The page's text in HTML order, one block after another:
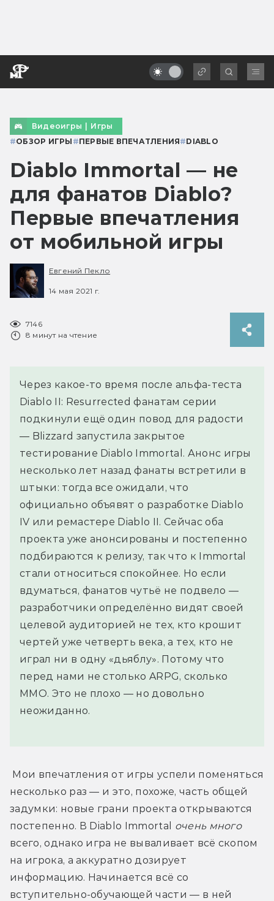
Видеоигры | Игры
#ОБЗОР ИГРЫ #ПЕРВЫЕ ВПЕЧАТЛЕНИЯ#DIABLO
Diablo Immortal — не
для фанатов Diablo?
Первые впечатления
от мобильной игры
Евгений Пекло
14 мая 2021 г.
7146
8 минут на чтение
Через какое-то время после альфа-теста
Diablo II: Resurrected фанатам серии
подкинули ещё один повод для радости
— Blizzard запустила закрытое
тестирование Diablo Immortal. Анонс игры
несколько лет назад фанаты встретили в
штыки: тогда все ожидали, что
официально объявят о разработке Diablo
IV или ремастере Diablo II. Сейчас оба
проекта уже анонсированы и постепенно
подбираются к релизу, так что к Immortal
стали относиться спокойнее. Но если
вдуматься, фанатов чутьё не подвело —
разработчики определённо видят своей
целевой аудиторией не тех, кто крошит
чертей уже четверть века, а тех, кто не
играл ни в одну «дьяблу». Потому что
перед нами не столько ARPG, сколько
ММО. Это не плохо — но довольно
неожиданно.
Мои впечатления от игры успели поменяться
несколько раз — и это, похоже, часть общей
задумки: новые грани проекта открываются
постепенно. В Diablo Immortal очень много
всего, однако игра не вываливает всё скопом
на игрока, а аккуратно дозирует
информацию. Начинается всё со
вступительно-обучающей части — в ней